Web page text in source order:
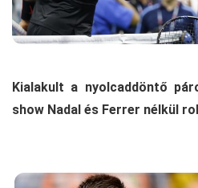
Kialakult a nyolcaddöntő
show Nadal és Ferrer nélkül